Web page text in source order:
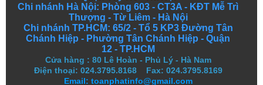
Chi nhánh Hà Nội: Phòng 603 - CT3A - KĐT Mễ Trì
Thượng - Từ Liêm - Hà Nội
Chi nhánh TP.HCM: 65/2 - Tổ 5 KP3 Đường Tân
Chánh Hiệp - Phường Tân Chánh Hiệp - Quận
12 - TP.HCM
Cửa hàng : 80 Lê Hoàn - Phủ Lý - Hà Nam
Điện thoại: 024.3795.8168 Fax: 024.3795.8169
Email: toanphatinfo@gmail.com